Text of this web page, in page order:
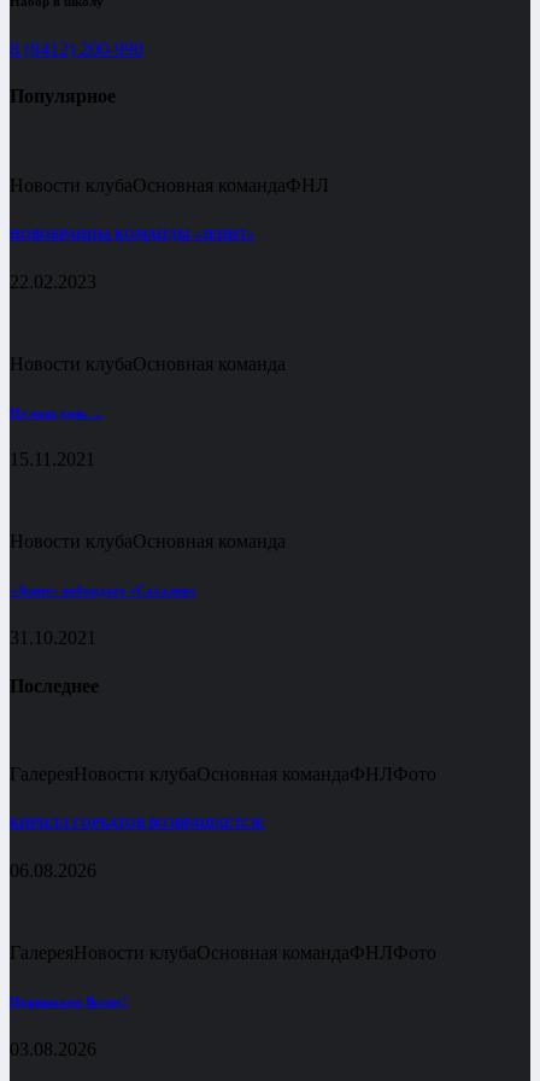
8 (8412) 200-990
Популярное
Новости клубаОсновная командаФНЛ
НОВОБРАНЦЫ КОМАНДЫ «ЗЕНИТ»
22.02.2023
Новости клубаОсновная команда
Не наш день …
15.11.2021
Новости клубаОсновная команда
«Зенит» побеждает «Сахалин»
31.10.2021
Последнее
ГалереяНовости клубаОсновная командаФНЛФото
КИРИЛЛ ГОРБАТОВ ВОЗВРАЩАЕТСЯ!
06.08.2026
ГалереяНовости клубаОсновная командаФНЛФото
Принимаем Волну!
03.08.2026